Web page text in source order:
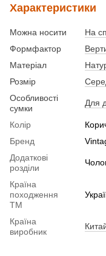
Характеристики
Можна носити
На
Формфактор
Матеріал
Розмір
Особливості
сумки
Для
Колір
Бренд
Додаткові
розділи
Країна
походження
ТМ
Країна
виробник